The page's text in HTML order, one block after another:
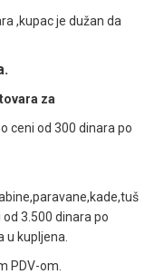
,kupac je dužan da
za
ceni od 300 dinara po
3.500 dinara po
u kupljena.
PDV-om.